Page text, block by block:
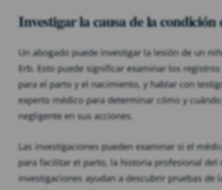
Investigar la causa de la condición
Un abogado puede investigar la lesión de un
Erb. Esto puede significar examinar los
para el parto y el nacimiento, y hablar con
experto médico para determinar cómo y
negligente en sus acciones.
Las investigaciones pueden examinar si el
para facilitar el parto, la historia profesional del
investigaciones ayudan a descubrir pruebas de